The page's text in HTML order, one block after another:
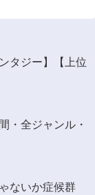
タジー】【上位
・全ジャンル・
ないか症候群